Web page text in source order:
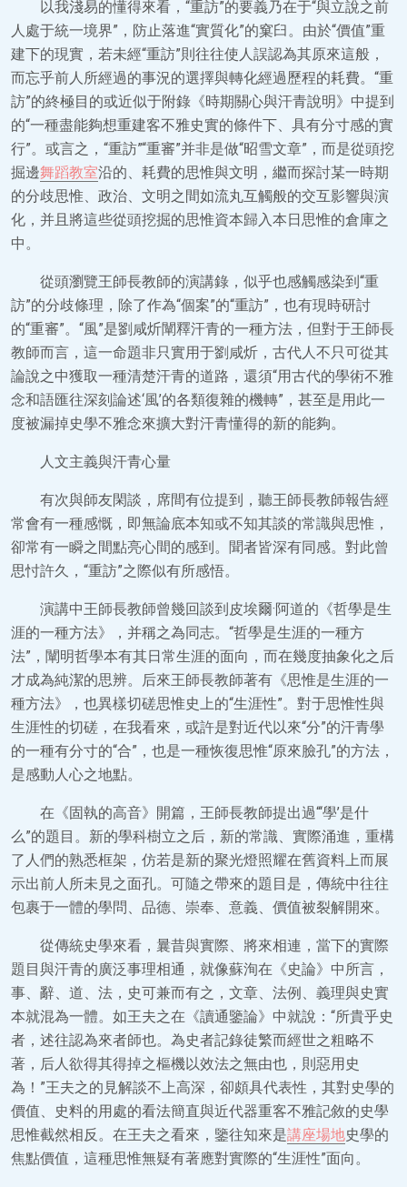
以我淺易的懂得來看，“重訪”的要義乃在于“與立說之前
人處于統一境界”，防止落進“實質化”的窠臼。由於“價值”重
建下的現實，若未經“重訪”則往往使人誤認為其原來這般，
而忘乎前人所經過的事況的選擇與轉化經過歷程的耗費。“重
訪”的終極目的或近似于附錄《時期關心與汗青說明》中提到
的“一種盡能夠想重建客不雅史實的條件下、具有分寸感的實
行”。或言之，“重訪”“重審”并非是做“昭雪文章”，而是從頭挖
掘邊舞蹈教室沿的、耗費的思惟與文明，繼而探討某一時期
的分歧思惟、政治、文明之間如流丸互觸般的交互影響與演
化，并且將這些從頭挖掘的思惟資本歸入本日思惟的倉庫之
中。
從頭瀏覽王師長教師的演講錄，似乎也感觸感染到“重
訪”的分歧條理，除了作為“個案”的“重訪”，也有現時研討
的“重審”。“風”是劉咸炘闡釋汗青的一種方法，但對于王師長
教師而言，這一命題非只實用于劉咸炘，古代人不只可從其
論說之中獲取一種清楚汗青的道路，還須“用古代的學術不雅
念和語匯往深刻論述‘風’的各類復雜的機轉”，甚至是用此一
度被漏掉史學不雅念來擴大對汗青懂得的新的能夠。
人文主義與汗青心量
有次與師友閑談，席間有位提到，聽王師長教師報告經
常會有一種感慨，即無論底本知或不知其談的常識與思惟，
卻常有一瞬之間點亮心間的感到。聞者皆深有同感。對此曾
思忖許久，“重訪”之際似有所感悟。
演講中王師長教師曾幾回談到皮埃爾·阿道的《哲學是生
涯的一種方法》，并稱之為同志。“哲學是生涯的一種方
法”，闡明哲學本有其日常生涯的面向，而在幾度抽象化之后
才成為純潔的思辨。后來王師長教師著有《思惟是生涯的一
種方法》，也異樣切磋思惟史上的“生涯性”。對于思惟性與
生涯性的切磋，在我看來，或許是對近代以來“分”的汗青學
的一種有分寸的“合”，也是一種恢復思惟“原來臉孔”的方法，
是感動人心之地點。
在《固執的高音》開篇，王師長教師提出過“‘學’是什
么”的題目。新的學科樹立之后，新的常識、實際涌進，重構
了人們的熟悉框架，仿若是新的聚光燈照耀在舊資料上而展
示出前人所未見之面孔。可隨之帶來的題目是，傳統中往往
包裹于一體的學問、品德、崇奉、意義、價值被裂解開來。
從傳統史學來看，曩昔與實際、將來相連，當下的實際
題目與汗青的廣泛事理相通，就像蘇洵在《史論》中所言，
事、辭、道、法，史可兼而有之，文章、法例、義理與史實
本就混為一體。如王夫之在《讀通鑒論》中就說：“所貴乎史
者，述往認為來者師也。為史者記錄徒繁而經世之粗略不
著，后人欲得其得掉之樞機以效法之無由也，則惡用史
為！”王夫之的見解談不上高深，卻頗具代表性，其對史學的
價值、史料的用處的看法簡直與近代器重客不雅記敘的史學
思惟截然相反。在王夫之看來，鑒往知來是講座場地史學的
焦點價值，這種思惟無疑有著應對實際的“生涯性”面向。